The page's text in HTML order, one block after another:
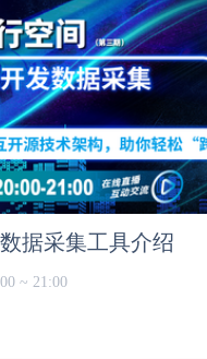
据采集工具介绍
~ 21:00